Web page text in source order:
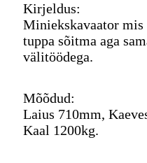
Kirjeldus:
Miniekskavaator mis
tuppa sõitma aga
välitöödega.
Mõõdud:
Laius 710mm,
Kaal 1200kg.